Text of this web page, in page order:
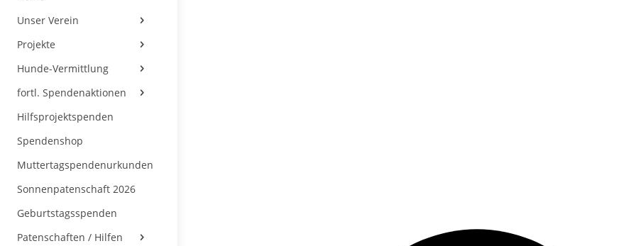
Unser Verein
Projekte
Hunde-Vermittlung
fortl. Spendenaktionen
Hilfsprojektspenden
Spendenshop
Muttertagspendenurkunden
Sonnenpatenschaft 2026
Geburtstagsspenden
Patenschaften / Hilfen